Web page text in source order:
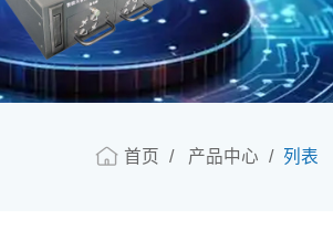
首页 产品中心 列表